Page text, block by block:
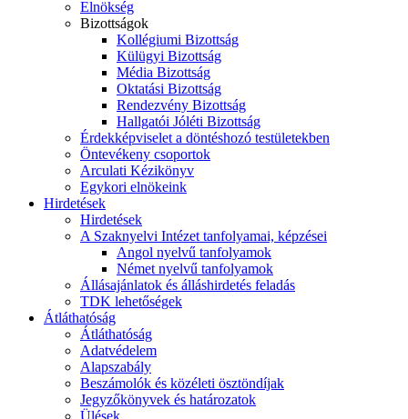
Elnökség
Bizottságok
Kollégiumi Bizottság
Külügyi Bizottság
Média Bizottság
Oktatási Bizottság
Rendezvény Bizottság
Hallgatói Jóléti Bizottság
Érdekképviselet a döntéshozó testületekben
Öntevékeny csoportok
Arculati Kézikönyv
Egykori elnökeink
Hirdetések
Hirdetések
A Szaknyelvi Intézet tanfolyamai, képzései
Angol nyelvű tanfolyamok
Német nyelvű tanfolyamok
Állásajánlatok és álláshirdetés feladás
TDK lehetőségek
Átláthatóság
Átláthatóság
Adatvédelem
Alapszabály
Beszámolók és közéleti ösztöndíjak
Jegyzőkönyvek és határozatok